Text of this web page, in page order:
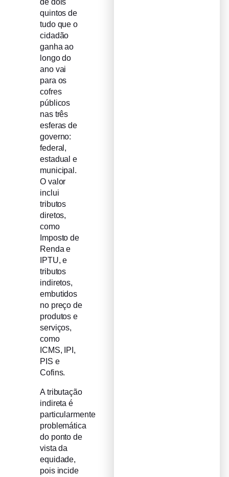
de dois
quintos de
tudo que o
cidadão
ganha ao
longo do
ano vai
para os
cofres
públicos
nas três
esferas de
governo:
federal,
estadual e
municipal.
O valor
inclui
tributos
diretos,
como
Imposto de
Renda e
IPTU, e
tributos
indiretos,
embutidos
no preço de
produtos e
serviços,
como
ICMS, IPI,
PIS e
Cofins.
A tributação
indireta é
particularmente
problemática
do ponto de
vista da
equidade,
pois incide